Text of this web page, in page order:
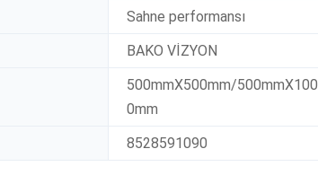
Sahne performansı
BAKO VİZYON
500mmX500mm/500mmX100
0mm
8528591090